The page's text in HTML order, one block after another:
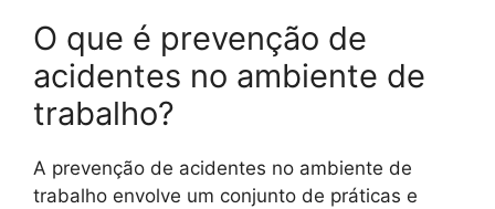
O que é prevenção de
acidentes no ambiente de
trabalho?
A prevenção de acidentes no ambiente de
trabalho envolve um conjunto de práticas e